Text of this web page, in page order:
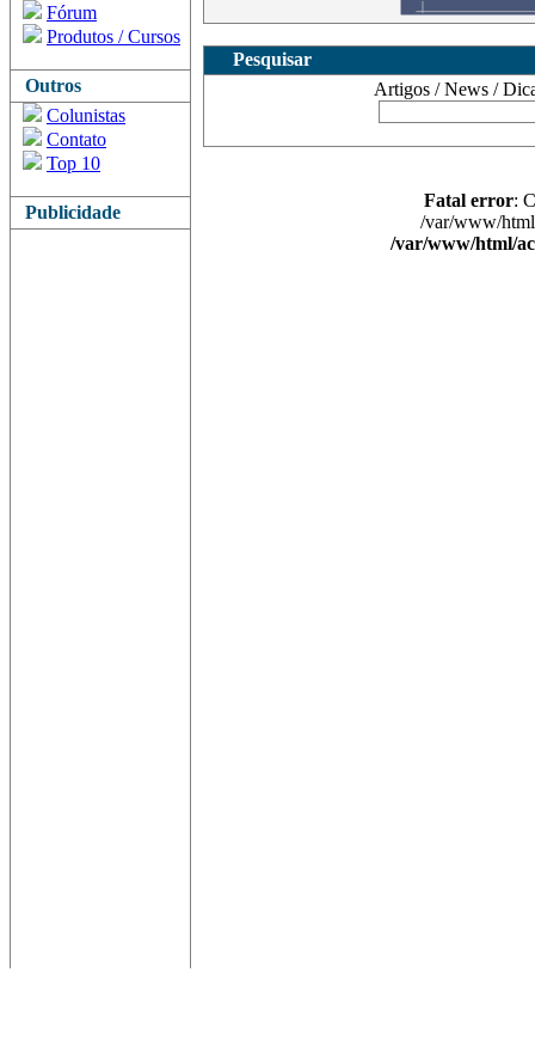
Fórum
Produtos / Cursos
Outros
Colunistas
Contato
Top 10
Publicidade
Pesquisar
Artigos / News /
Fatal error:
/var/www/
/var/www/html/